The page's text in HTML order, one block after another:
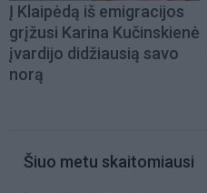
Į Klaipėdą iš emigracijos
grįžusi Karina Kučinskienė
įvardijo didžiausią savo
norą
Šiuo metu skaitomiausi